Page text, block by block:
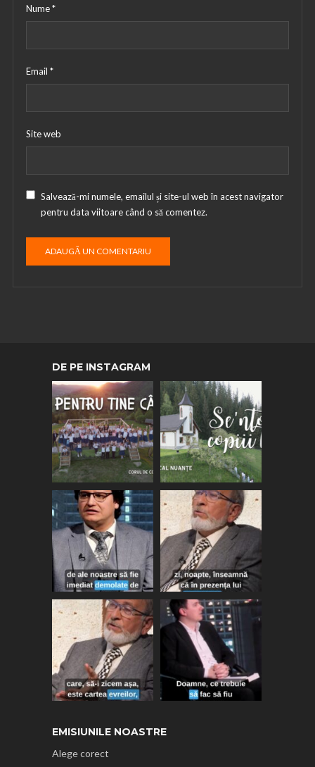
Nume*
Email *
Site web
Salvează-mi numele, emailul și site-ul web în acest navigator
pentru data viitoare când o să comentez.
DE PE INSTAGRAM
EMISIUNILE NOASTRE
Alege corect